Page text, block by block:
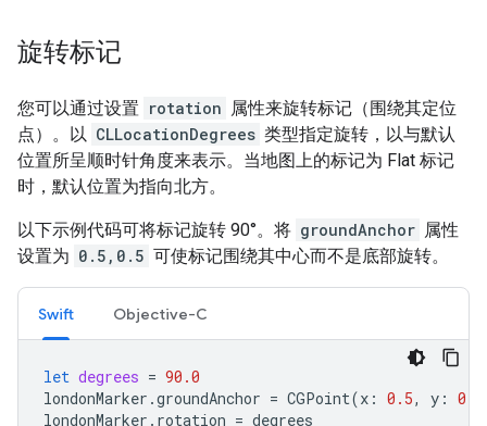
旋转标记
您可以通过设置 rotation 属性来旋转标记（围绕其定位
点）。以 CLLocationDegrees 类型指定旋转，以与默认
位置所呈顺时针角度来表示。当地图上的标记为 Flat 标记
时，默认位置为指向北方。
以下示例代码可将标记旋转 90°。将 groundAnchor 属性
设置为 0.5,0.5 可使标记围绕其中心而不是底部旋转。
Swift Objective-C
let degrees = 90.0
londonMarker .groundAnchor = CGPoint(x : 0.5, y : 0.5
londonMarker . rotation = degrees